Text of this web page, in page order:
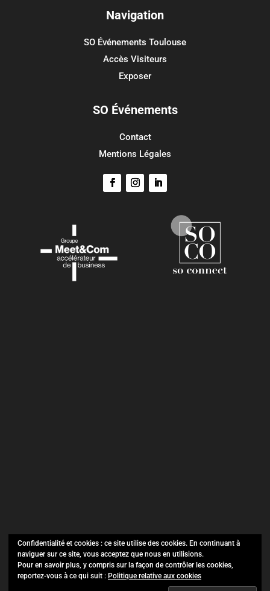
Flux des commentaires
Site de WordPress-FR
Navigation
SO Événements Toulouse
Accès Visiteurs
Exposer
SO Événements
Contact
Mentions Légales
SO Evénements ©Copyright 2021.
Tous droits réservés.
Confidentialité et cookies : ce site utilise des cookies. En continuant à
naviguer sur ce site, vous acceptez que nous en utilisions.
Pour en savoir plus, y compris sur la façon de contrôler les cookies,
reportez-vous à ce qui suit : Politique relative aux cookies